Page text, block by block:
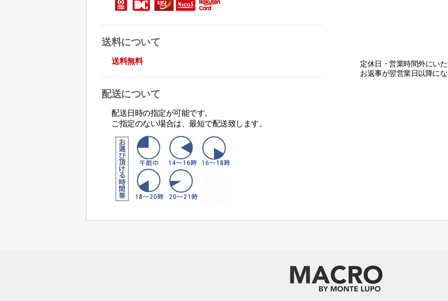
送料について
送料無料
配送について
配送日時の指定が可能です。
ご指定のない場合は、最短で配送致します。
定休日・営業時間外にい
お返事が翌営業日以降に